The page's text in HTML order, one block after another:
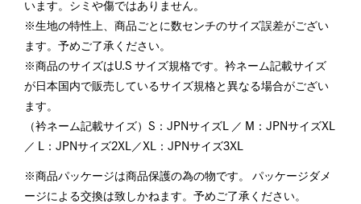
います。シミや傷ではありません。
※生地の特性上、商品ごとに数センチのサイズ誤差がござい
ます。予めご了承ください。
※商品のサイズはU.S サイズ規格です。衿ネーム記載サイズ
が日本国内で販売しているサイズ規格と異なる場合がござい
ます。
（衿ネーム記載サイズ）S：JPNサイズL ／ M：JPNサイズXL
／ L：JPNサイズ2XL／XL：JPNサイズ3XL
※商品パッケージは商品保護の為の物です。 パッケージダメ
ージによる交換は致しかねます。予めご了承ください。